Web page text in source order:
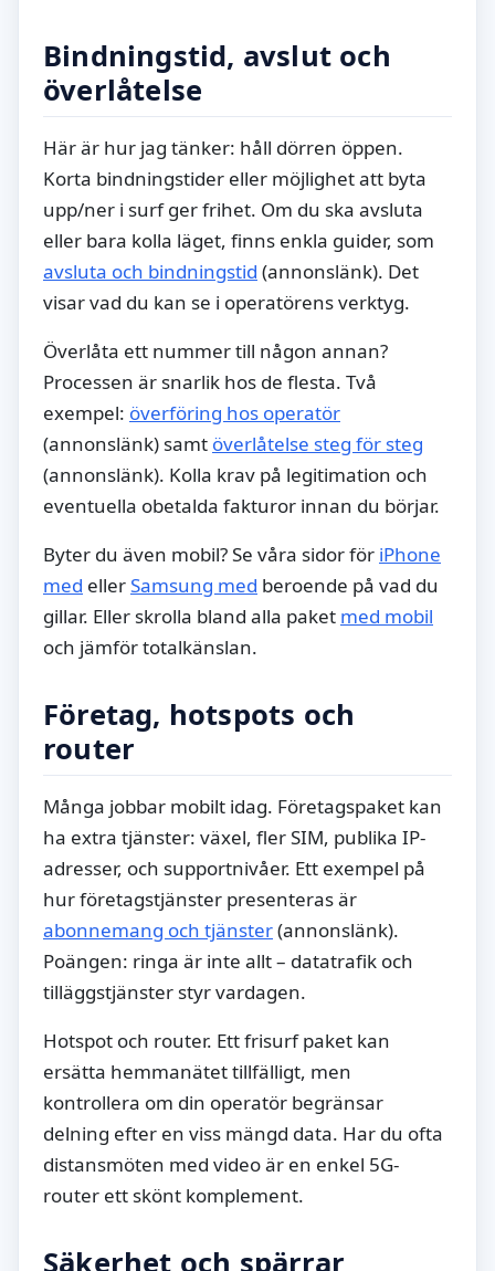
Bindningstid, avslut och
överlåtelse
Här är hur jag tänker: håll dörren öppen.
Korta bindningstider eller möjlighet att byta
upp/ner i surf ger frihet. Om du ska avsluta
eller bara kolla läget, finns enkla guider, som
avsluta och bindningstid (annonslänk). Det
visar vad du kan se i operatörens verktyg.
Överlåta ett nummer till någon annan?
Processen är snarlik hos de flesta. Två
exempel: överföring hos operatör
(annonslänk) samt överlåtelse steg för steg
(annonslänk). Kolla krav på legitimation och
eventuella obetalda fakturor innan du börjar.
Byter du även mobil? Se våra sidor för iPhone
med ellerSamsung med beroende på vad du
gillar. Eller skrolla bland alla paket med mobil
och jämför totalkänslan.
Företag, hotspots och
router
Många jobbar mobilt idag. Företagspaket kan
ha extra tjänster: växel, fler SIM, publika IP-
adresser, och supportnivåer. Ett exempel på
hur företagstjänster presenteras är
abonnemang och tjänster(annonslänk).
Poängen: ringa är inte allt – datatrafik och
tilläggstjänster styr vardagen.
Hotspot och router. Ett frisurf paket kan
ersätta hemmanätet tillfälligt, men
kontrollera om din operatör begränsar
delning efter en viss mängd data. Har du ofta
distansmöten med video är en enkel 5G-
router ett skönt komplement.
Säkerhet och spärrar